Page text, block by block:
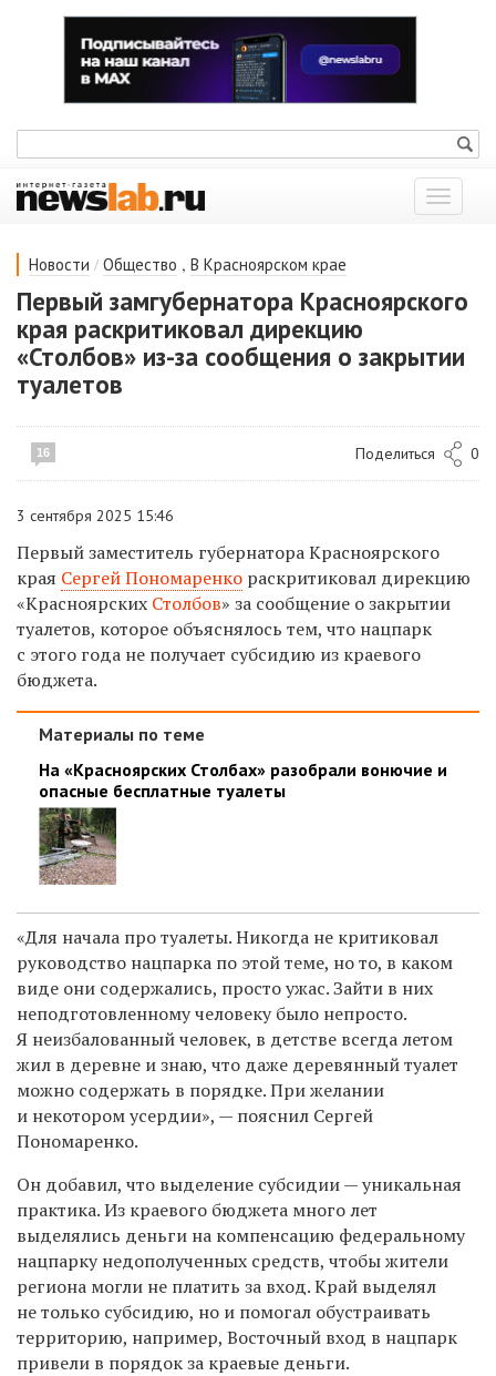
Показать
меню
Новости / Общество , В Красноярском крае
Первый замгубернатора Красноярского
края раскритиковал дирекцию
«Столбов» из-за сообщения о закрытии
туалетов
16 Поделиться 0
3 сентября 2025 15:46
Первый заместитель губернатора Красноярского
края Сергей Пономаренко раскритиковал дирекцию
«Красноярских Столбов» за сообщение о закрытии
туалетов, которое объяснялось тем, что нацпарк
с этого года не получает субсидию из краевого
бюджета.
Материалы по теме
На «Красноярских Столбах» разобрали вонючие и
опасные бесплатные туалеты
«Для начала про туалеты. Никогда не критиковал
руководство нацпарка по этой теме, но то, в каком
виде они содержались, просто ужас. Зайти в них
неподготовленному человеку было непросто.
Я неизбалованный человек, в детстве всегда летом
жил в деревне и знаю, что даже деревянный туалет
можно содержать в порядке. При желании
и некотором усердии», — пояснил Сергей
Пономаренко.
Он добавил, что выделение субсидии — уникальная
практика. Из краевого бюджета много лет
выделялись деньги на компенсацию федеральному
нацпарку недополученных средств, чтобы жители
региона могли не платить за вход. Край выделял
не только субсидию, но и помогал обустраивать
территорию, например, Восточный вход в нацпарк
привели в порядок за краевые деньги.